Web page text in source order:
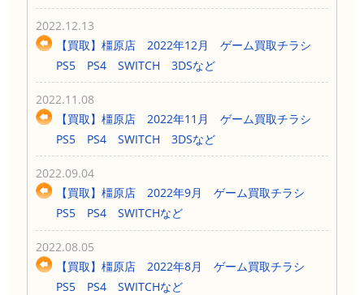
2022.12.13
【買取】橿原店 2022年12月 ゲーム買取チラシ
PS5 PS4 SWITCH 3DSなど
2022.11.08
【買取】橿原店 2022年11月 ゲーム買取チラシ
PS5 PS4 SWITCH 3DSなど
2022.09.04
【買取】橿原店 2022年9月 ゲーム買取チラシ
PS5 PS4 SWITCHなど
2022.08.05
【買取】橿原店 2022年8月 ゲーム買取チラシ
PS5 PS4 SWITCHなど